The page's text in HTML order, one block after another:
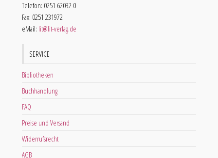
Telefon: 0251 62032 0
Fax: 0251 231972
eMail: lit@lit-verlag.de
SERVICE
Bibliotheken
Buchhandlung
FAQ
Preise und Versand
Widerrufsrecht
AGB